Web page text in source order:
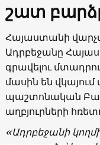
շատ
Հայաստանի
Ադրբեջանը
գրավելու
մասին են
պաշտոնական
աղբյուրների
«Ադրբեջանի